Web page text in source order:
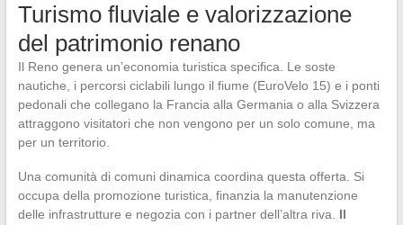
Turismo fluviale e valorizzazione
del patrimonio renano
Il Reno genera un’economia turistica specifica. Le soste
nautiche, i percorsi ciclabili lungo il fiume (EuroVelo 15) e i ponti
pedonali che collegano la Francia alla Germania o alla Svizzera
attraggono visitatori che non vengono per un solo comune, ma
per un territorio.
Una comunità di comuni dinamica coordina questa offerta. Si
occupa della promozione turistica, finanzia la manutenzione
delle infrastrutture e negozia con i partner dell’altra riva. Il